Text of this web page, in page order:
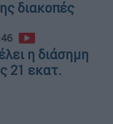
διακοπές
η διάσημη
21 εκατ.